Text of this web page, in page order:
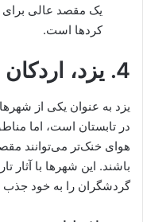
یک مقصد عالی
کردها است.
4. یزد،
یزد به عنوان یکی از
در تابستان است، اما
هوای خنک‌تر می‌توانند
باشند. این شهرها با
گردشگران را به خود جذب